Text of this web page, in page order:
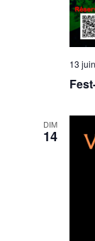
13
DIM
14